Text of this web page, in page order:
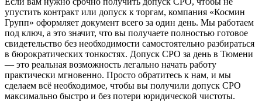
упустить контракт или допуск к торгам, компания «Космин
Групп» оформляет документ всего за один день. Мы работаем
под ключ, а это значит, что вы получаете полностью готовое
свидетельство без необходимости самостоятельно разбираться
в бюрократических тонкостях. Допуск СРО за день в Тюмени
— это реальная возможность легально начать работу
практически мгновенно. Просто обратитесь к нам, и мы
сделаем всё необходимое, чтобы вы получили допуск СРО
максимально быстро и без потери юридической чистоты.